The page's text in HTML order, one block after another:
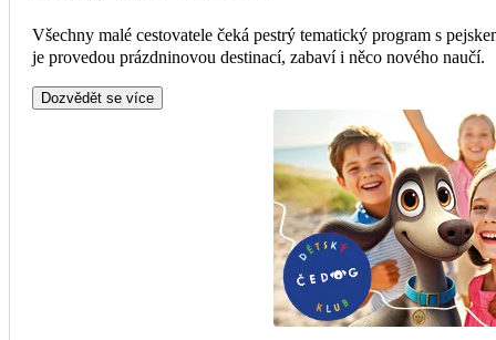
Všechny malé cestovatele čeká pestrý tematický program s
je provedou prázdninovou destinací, zabaví i něco nového naučí.
Dozvědět se více